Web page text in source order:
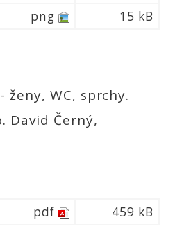
png 15 kB
WC, sprchy.
David Černý,
pdf 459 kB